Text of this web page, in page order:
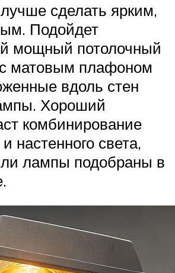
сделать ярким,
Подойдет
мощный потолочный
матовым плафоном
вдоль стен
Хороший
комбинирование
настенного света,
лампы подобраны в